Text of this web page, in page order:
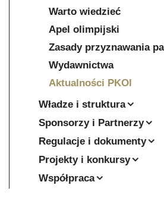
Warto wiedzieć
Apel olimpijski
Zasady przyznawania
Wydawnictwa
Aktualności PKOl
Władze i struktura
Sponsorzy i Partnerzy
Regulacje i dokumenty
Projekty i konkursy
Współpraca